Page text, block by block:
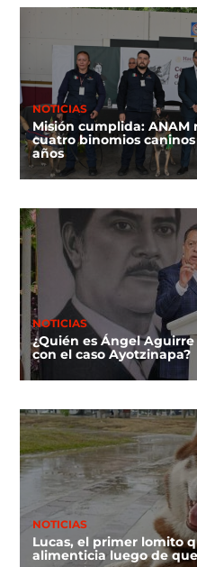
NOTICIAS
Misión cumplida: ANAM
cuatro binomios
años
NOTICIAS
¿Quién es Ángel
con el caso Ayotzinapa?
NOTICIAS
Lucas, el primer lomito
alimenticia luego de